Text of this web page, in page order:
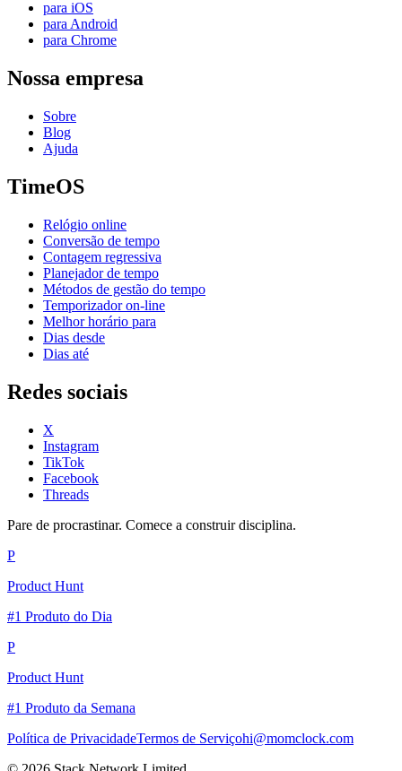
para iOS
para Android
para Chrome
Nossa empresa
Sobre
Blog
Ajuda
TimeOS
Relógio online
Conversão de tempo
Contagem regressiva
Planejador de tempo
Métodos de gestão do tempo
Temporizador on-line
Melhor horário para
Dias desde
Dias até
Redes sociais
X
Instagram
TikTok
Facebook
Threads
Pare de procrastinar. Comece a construir disciplina.
P
Product Hunt
#1 Produto do Dia
P
Product Hunt
#1 Produto da Semana
Política de PrivacidadeTermos de Serviçohi@momclock.com